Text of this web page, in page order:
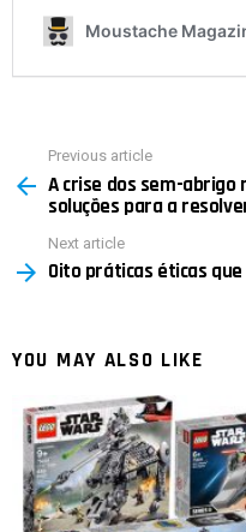
more
Previous article
A crise dos sem-abrigo
soluções para a
Next article
Oito práticas éticas
YOU MAY ALSO LIKE